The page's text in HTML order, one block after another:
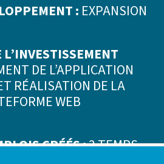
: EXPANSION
L’INVESTISSEMENT
DE L’APPLICATION
RÉALISATION DE LA
WEB
CRÉÉS :2 TEMPS